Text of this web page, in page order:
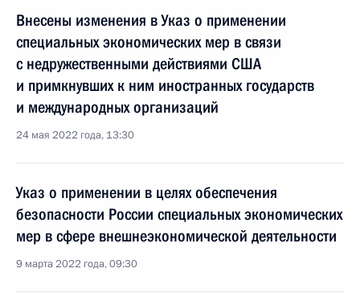
Внесены изменения в Указ о применении
специальных экономических мер в связи
с недружественными действиями США
и примкнувших к ним иностранных государств
и международных организаций
24 мая 2022 года, 13:30
Указ о применении в целях обеспечения
безопасности России специальных экономических
мер в сфере внешнеэкономической деятельности
9 марта 2022 года, 09:30